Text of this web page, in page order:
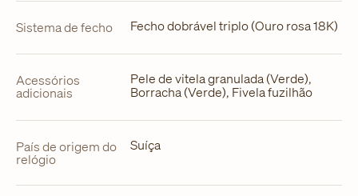
Sistema de fecho Fecho dobrável triplo (Ouro rosa 18K)
Acessórios
adicionais
Pele de vitela granulada (Verde),
Borracha (Verde), Fivela fuzilhão
País de origem do
relógio
Suíça